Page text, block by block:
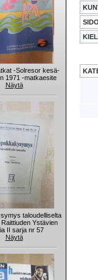
-Solresor kesä-
1971 -matkaesite
Näytä
taloudelliselta
Ystävien
II sarja nr 57
Näytä